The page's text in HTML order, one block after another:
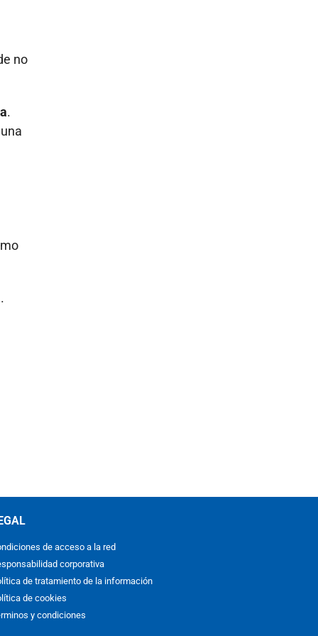
no
.
de acceso a la red
corporativa
de tratamiento de la información
de cookies
y condiciones